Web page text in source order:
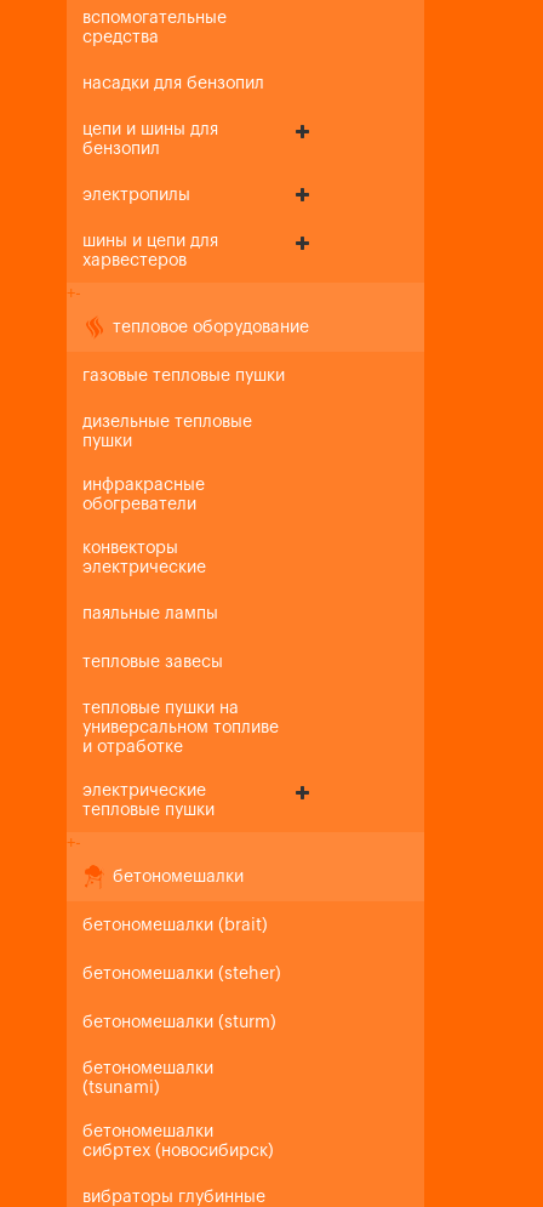
вспомогательные
средства
насадки для бензопил
цепи и шины для
бензопил
электропилы
шины и цепи для
харвестеров
+-
тепловое оборудование
газовые тепловые пушки
дизельные тепловые
пушки
инфракрасные
обогреватели
конвекторы
электрические
паяльные лампы
тепловые завесы
тепловые пушки на
универсальном топливе
и отработке
электрические
тепловые пушки
+-
бетономешалки
бетономешалки (brait)
бетономешалки (steher)
бетономешалки (sturm)
бетономешалки
(tsunami)
бетономешалки
сибртех (новосибирск)
вибраторы глубинные